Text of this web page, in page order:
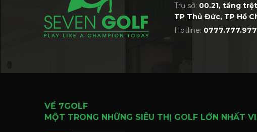
Trụ sở: 00.21, tầng
TP Thủ Đức, TP Hồ
Hotline:
VỀ 7GOLF
MỘT TRONG NHỮNG SIÊU THỊ GOLF LỚN NHẤT